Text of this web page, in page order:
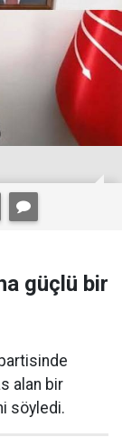
güçlü bir
alan bir
söyledi.